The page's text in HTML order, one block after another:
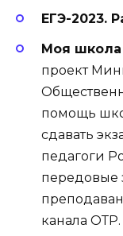
ЕГЭ-2023.
Моя школа
проект
помощь
сдавать
педагоги
передовые
канала ОТР.